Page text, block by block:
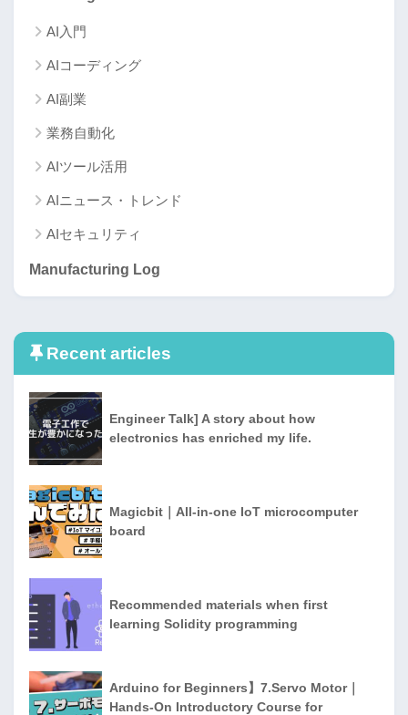
AI入門
AIコーディング
AI副業
業務自動化
AIツール活用
AIニュース・トレンド
AIセキュリティ
Manufacturing Log
Recent articles
Engineer Talk] A story about how
electronics has enriched my life.
Magicbit｜All-in-one IoT microcomputer
board
Recommended materials when first
learning Solidity programming
Arduino for Beginners】7.Servo Motor｜
Hands-On Introductory Course for